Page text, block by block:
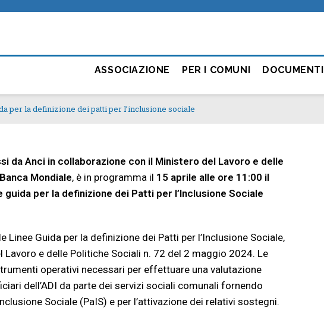
ASSOCIAZIONE PER I COMUNI DOCUMENTI
per la definizione dei patti per l’inclusione sociale
da Anci in collaborazione con il Ministero del Lavoro e delle
Mondiale, è in programma il 15 aprile alle ore 11:00 il
guida per la definizione dei Patti per l’Inclusione Sociale
Linee Guida per la definizione dei Patti per l’Inclusione Sociale,
e delle Politiche Sociali n. 72 del 2 maggio 2024. Le
operativi necessari per effettuare una valutazione
dell’ADI da parte dei servizi sociali comunali fornendo
Sociale (PaIS) e per l’attivazione dei relativi sostegni.